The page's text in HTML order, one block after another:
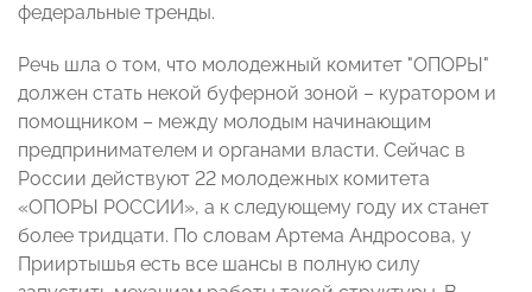
федеральные тренды.
Речь шла о том, что молодежный комитет "ОПОРЫ"
должен стать некой буферной зоной – куратором и
помощником – между молодым начинающим
предпринимателем и органами власти. Сейчас в
России действуют 22 молодежных комитета
«ОПОРЫ РОССИИ», а к следующему году их станет
более тридцати. По словам Артема Андросова, у
Прииртышья есть все шансы в полную силу